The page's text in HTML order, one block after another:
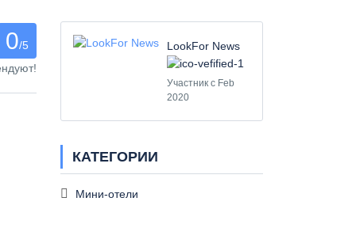
0/5
LookFor News
Участник с Feb
2020
КАТЕГОРИИ
Мини-отели